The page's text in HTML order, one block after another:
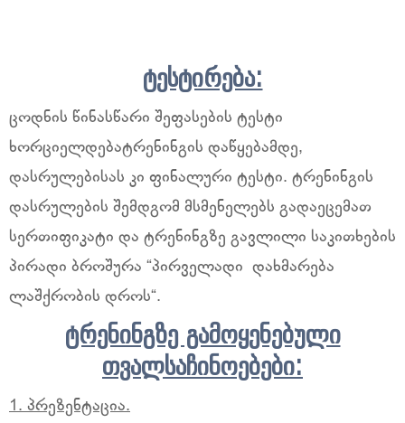
ტესტირება:
ცოდნის წინასწარი შეფასების ტესტი
ხორციელდებატრენინგის დაწყებამდე,
დასრულებისას კი ფინალური ტესტი. ტრენინგის
დასრულების შემდგომ მსმენელებს გადაეცემათ
სერთიფიკატი და ტრენინგზე გავლილი საკითხების
პირადი ბროშურა “პირველადი დახმარება
ლაშქრობის დროს“.
ტრენინგზე გამოყენებული
თვალსაჩინოებები:
1. პრეზენტაცია.